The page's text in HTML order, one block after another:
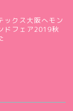
ックス大阪へモン
ドフェア2019秋